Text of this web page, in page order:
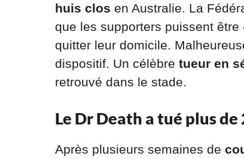
huis clos en Australie. La
que les supporters puissent être
quitter leur domicile.
dispositif. Un célèbre tueur en
retrouvé dans le stade.
Le Dr Death a tué plus
Après plusieurs semaines de